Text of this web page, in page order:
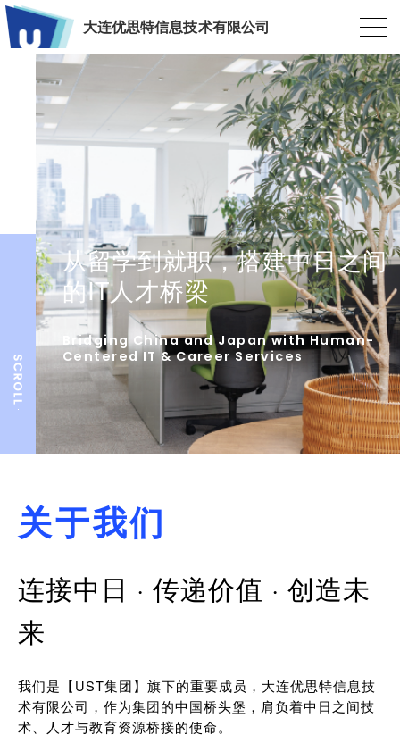
大连优思特信息技术有限公司
从留学到就职，搭建中日之间
的IT人才桥梁
Bridging China and Japan with Human-
Centered IT & Career Services
关于我们
连接中日 · 传递价值 · 创造未
来
我们是【UST集团】旗下的重要成员，大连优思特信息技
术有限公司，作为集团的中国桥头堡，肩负着中日之间技
术、人才与教育资源桥接的使命。